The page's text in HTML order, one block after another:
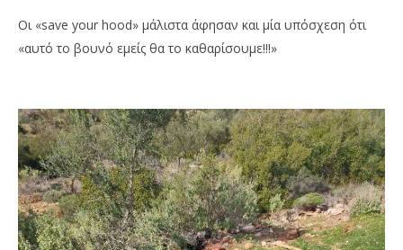
Οι «save your hood» μάλιστα άφησαν και μία υπόσχεση ότι
«αυτό το βουνό εμείς θα το καθαρίσουμε!!!»